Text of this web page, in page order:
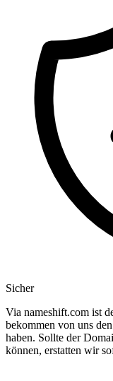
Sicher
Via nameshift.com ist
bekommen von uns
haben. Sollte der
können, erstatten wir